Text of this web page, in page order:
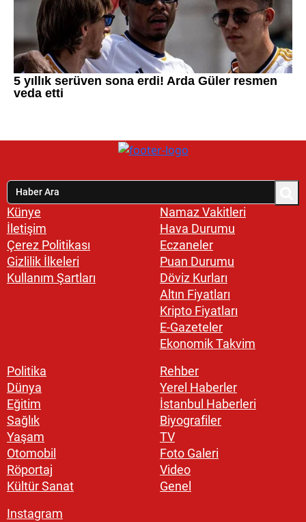
Künye
İletişim
Çerez Politikası
Gizlilik İlkeleri
Kullanım Şartları
Namaz Vakitleri
Hava Durumu
Eczaneler
Puan Durumu
Döviz Kurları
Altın Fiyatları
Kripto Fiyatları
E-Gazeteler
Ekonomik Takvim
Politika
Dünya
Eğitim
Sağlık
Yaşam
Otomobil
Röportaj
Kültür Sanat
Rehber
Yerel Haberler
İstanbul Haberleri
Biyografiler
TV
Foto Galeri
Video
Genel
Instagram